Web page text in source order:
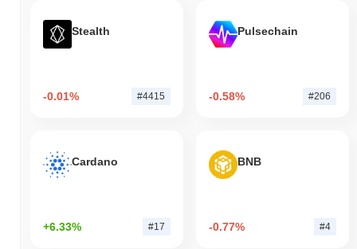
Stealth
-0.01% #4415
Pulsechain
-0.58% #206
Cardano
+6.33% #17
BNB
-0.77% #4